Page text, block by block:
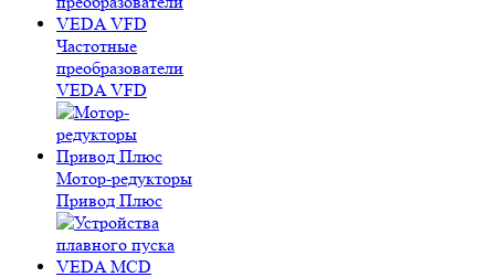
Частотные
преобразователи
VEDA VFD
Мотор-редукторы
Привод Плюс